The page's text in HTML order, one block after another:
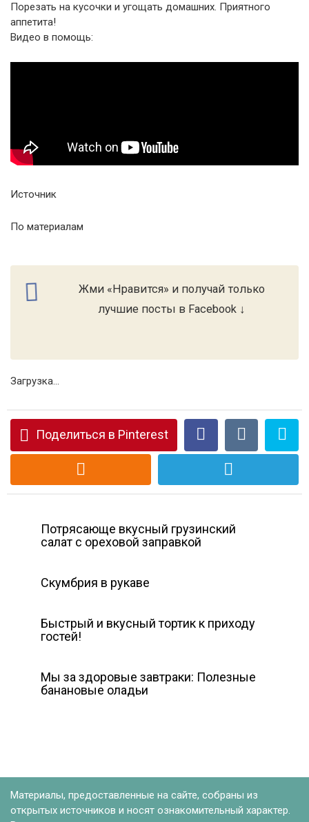
Порезать на кусочки и угощать домашних. Приятного
аппетита!
Видео в помощь:
Источник
По материалам
Жми «Нравится» и получай только
лучшие посты в Facebook ↓
Загрузка...
Поделиться в Pinterest
Потрясающе вкусный грузинский
салат с ореховой заправкой
Скумбрия в рукаве
Быстрый и вкусный тортик к приходу
гостей!
Мы за здоровые завтраки: Полезные
банановые оладьи
Материалы, предоставленные на сайте, собраны из
открытых источников и носят ознакомительный характер.